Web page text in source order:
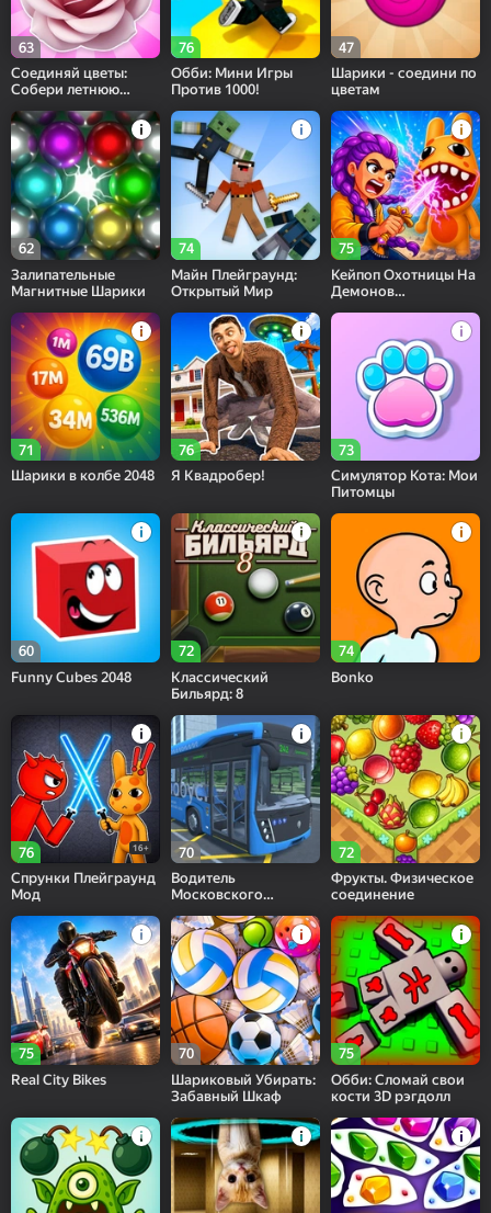
63
Соединяй цветы:
Собери летнюю
76
Обби: Мини Игры
Против 1000!
47
Шарики - соедини по
цветам
62
Залипательные
Магнитные Шарики
74
Майн Плейграунд:
Открытый Мир
75
Кейпоп Охотницы На
Демонов
71
Шарики в колбе 2048
76
Я Квадробер!
73
Симулятор Кота: Мои
Питомцы
60
Funny Cubes 2048
72
Классический
Бильярд: 8
74
Bonko
76 16+
Спрунки Плейграунд
Мод
70
Водитель
Московского
72
Фрукты. Физическое
соединение
75
Real City Bikes
70
Шариковый Убирать:
Забавный Шкаф
75
Обби: Сломай свои
кости 3D рэгдолл